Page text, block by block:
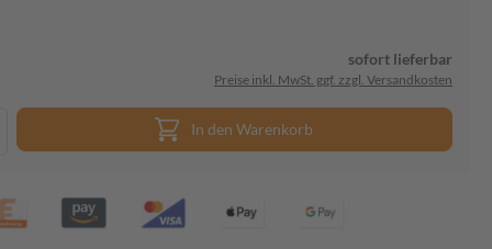
sofort lieferbar
Preise inkl. MwSt. ggf. zzgl. Versandkosten
In den Warenkorb